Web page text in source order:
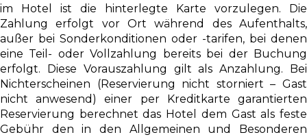
im Hotel ist die hinterlegte Karte vorzulegen. Die
Zahlung erfolgt vor Ort während des Aufenthalts,
außer bei Sonderkonditionen oder -tarifen, bei denen
eine Teil- oder Vollzahlung bereits bei der Buchung
erfolgt. Diese Vorauszahlung gilt als Anzahlung. Bei
Nichterscheinen (Reservierung nicht storniert – Gast
nicht anwesend) einer per Kreditkarte garantierten
Reservierung berechnet das Hotel dem Gast als feste
Gebühr den in den Allgemeinen und Besonderen